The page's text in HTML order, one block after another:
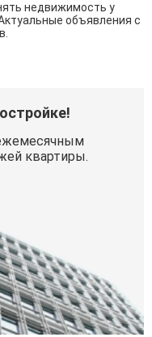
недвижимость у
объявления с
квартиры.